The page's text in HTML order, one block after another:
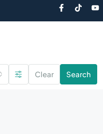
Clear Search